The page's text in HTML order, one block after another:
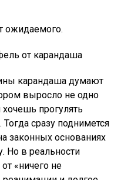
ожидаемого.
карандаша думают
выросло не одно
прогулять
сразу поднимется
законных основаниях
Но в реальности
«ничего не